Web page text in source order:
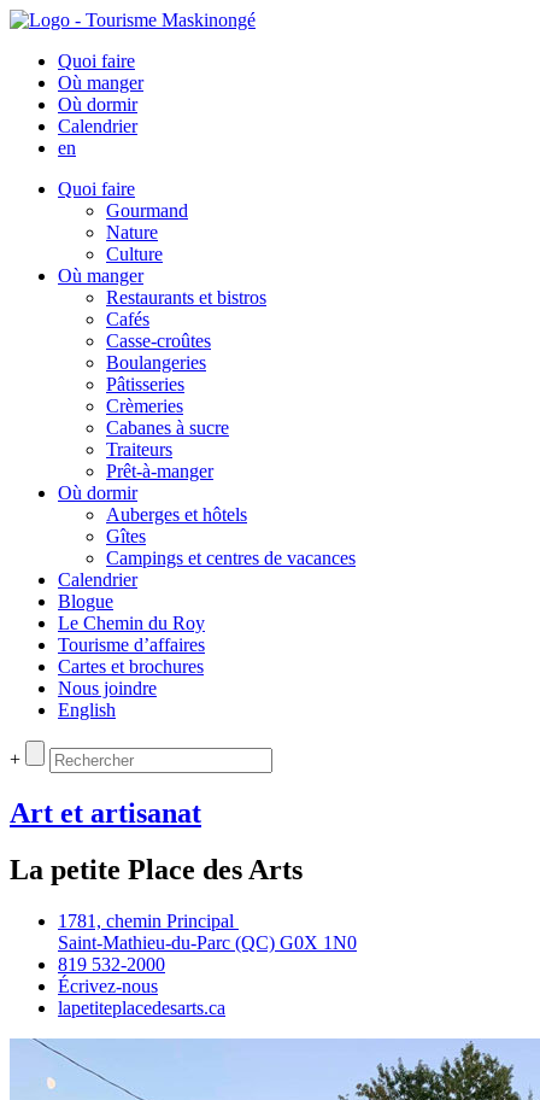
Quoi faire
Où manger
Où dormir
Calendrier
en
Quoi faire
Gourmand
Nature
Culture
Où manger
Restaurants et bistros
Cafés
Casse-croûtes
Boulangeries
Pâtisseries
Crèmeries
Cabanes à sucre
Traiteurs
Prêt-à-manger
Où dormir
Auberges et hôtels
Gîtes
Campings et centres de vacances
Calendrier
Blogue
Le Chemin du Roy
Tourisme d’affaires
Cartes et brochures
Nous joindre
English
+
Art et artisanat
La petite Place des Arts
1781, chemin Principal
Saint‑Mathieu‑du‑Parc (QC) G0X 1N0
819 532‑2000
Écrivez‑nous
lapetiteplacedesarts.ca